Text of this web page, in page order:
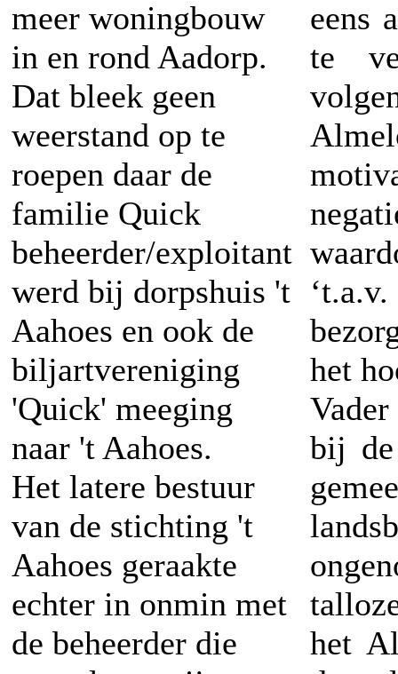
meer woningbouw
in en rond Aadorp.
Dat bleek geen
weerstand op te
roepen daar de
familie Quick
beheerder/exploitant
werd bij dorpshuis 't
Aahoes en ook de
biljartvereniging
'Quick' meeging
naar 't Aahoes.
Het latere bestuur
van de stichting 't
Aahoes geraakte
echter in onmin met
de beheerder die
eens
te
het
bij de
het